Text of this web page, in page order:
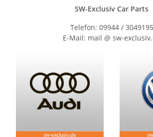
SW-Exclusiv Car Parts
Telefon: 09944 / 3049195
E-Mail: mail @ sw-